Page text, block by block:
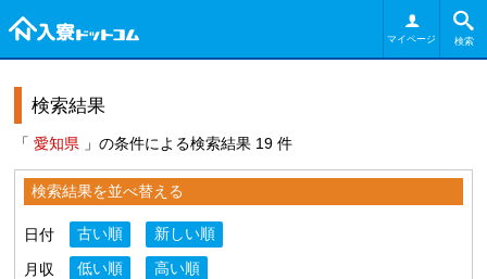
検索
マイページ
検索結果
「 愛知県 」の条件による検索結果 19 件
検索結果を並べ替える
日付 古い順
新しい順
月収
低い順
高い順